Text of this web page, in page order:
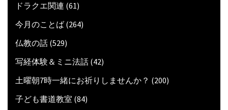
ドラクエ関連 (61)
今月のことば (264)
仏教の話 (529)
写経体験＆ミニ法話 (42)
土曜朝7時一緒にお祈りしませんか？ (200)
子ども書道教室 (84)